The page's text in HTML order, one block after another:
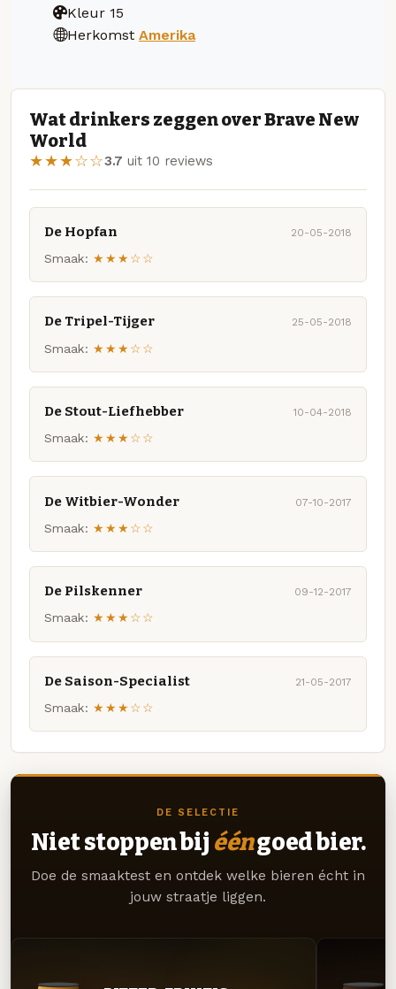
Kleur 15
Herkomst Amerika
Wat drinkers zeggen over Brave New
World
★★★☆☆3.7 uit 10 reviews
De Hopfan 20-05-2018
Smaak: ★★★☆☆
De Tripel-Tijger 25-05-2018
Smaak: ★★★☆☆
De Stout-Liefhebber 10-04-2018
Smaak: ★★★☆☆
De Witbier-Wonder 07-10-2017
Smaak: ★★★☆☆
De Pilskenner 09-12-2017
Smaak: ★★★☆☆
De Saison-Specialist 21-05-2017
Smaak: ★★★☆☆
DE SELECTIE
Niet stoppen bij ééngoed bier.
Doe de smaaktest en ontdek welke bieren écht in
jouw straatje liggen.